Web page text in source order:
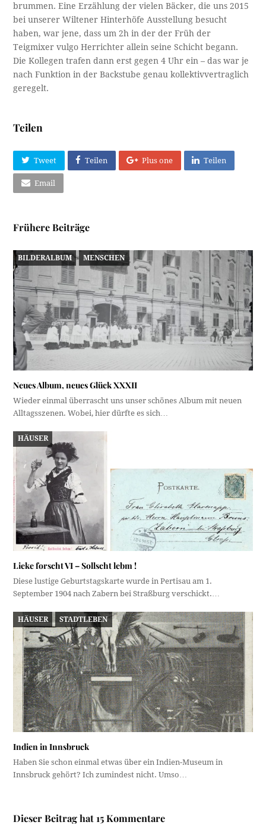
brummen. Eine Erzählung der vielen Bäcker, die uns 2015
bei unserer Wiltener Hinterhöfe Ausstellung besucht
haben, war jene, dass um 2h in der der Früh der
Teigmixer vulgo Herrichter allein seine Schicht begann.
Die Kollegen trafen dann erst gegen 4 Uhr ein – das war je
nach Funktion in der Backstube genau kollektivvertraglich
geregelt.
Teilen
Tweet Teilen Plus one Teilen
Email
Frühere Beiträge
BILDERALBUM MENSCHEN
Neues Album, neues Glück XXXII
Wieder einmal überrascht uns unser schönes Album mit neuen
Alltagsszenen. Wobei, hier dürfte es sich…
HÄUSER
Lieke forscht VI – Sollscht lebm !
Diese lustige Geburtstagskarte wurde in Pertisau am 1.
September 1904 nach Zabern bei Straßburg verschickt.…
HÄUSER STADTLEBEN
Indien in Innsbruck
Haben Sie schon einmal etwas über ein Indien-Museum in
Innsbruck gehört? Ich zumindest nicht. Umso…
Dieser Beitrag hat 15 Kommentare